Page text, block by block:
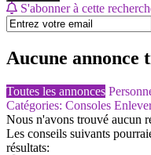
S'abonner à cette
Aucune annonce
Toutes les annonces
Catégories: Consoles
Nous n'avons trouvé aucun
Les conseils suivants
résultats: